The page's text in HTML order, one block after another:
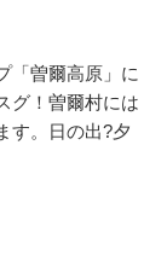
「曽爾高原」に
グ！曽爾村には
す。日の出?夕